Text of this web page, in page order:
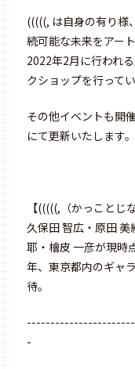
(((((, は自身の有り様
続可能な未来をアー
2022年2月に行われ
クショップを行ってい
その他イベントも開
にて更新いたします。
【(((((,（かっことじ
久保田 智広・原田
耶・檜皮 一彦が現時
年、東京都内のギャ
待。
-